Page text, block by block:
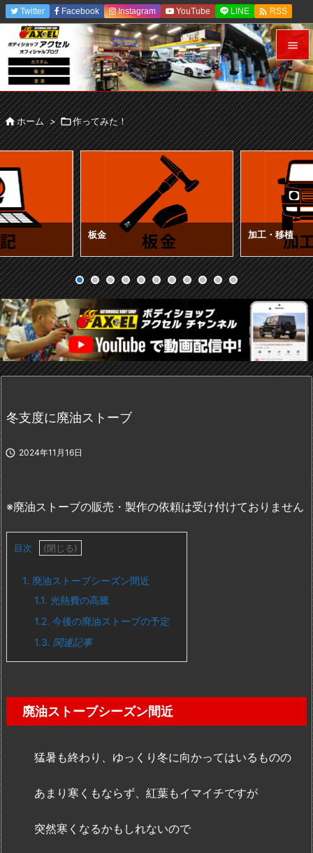


メニュ

サイド

前へ

次へ

検索
Twitter Facebook Instagram YouTube LINE  RSS
Feedly
ホーム > 作ってみた！
板金 加工・移植
冬支度に廃油ストーブ
 2024年11月16日
※廃油ストーブの販売・製作の依頼は受け付けておりません
目次
1. 廃油ストーブシーズン間近
1.1. 光熱費の高騰
1.2. 今後の廃油ストーブの予定
1.3. 関連記事
廃油ストーブシーズン間近
猛暑も終わり、ゆっくり冬に向かってはいるものの
あまり寒くもならず、紅葉もイマイチですが
突然寒くなるかもしれないので